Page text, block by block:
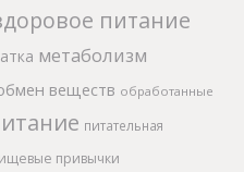
питание
метаболизм
веществ обработанные
питательная
привычки